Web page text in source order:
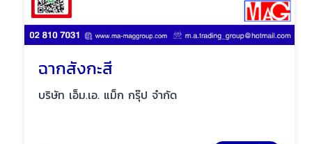
ฉากสังกะสี
บริษัท เอ็ม.เอ. แม็ก กรุ๊ป จำกัด